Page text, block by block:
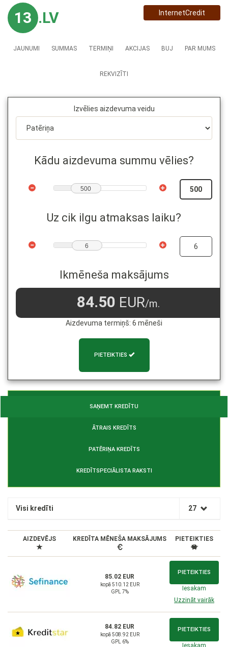
13 .LV InternetCredit
JAUNUMI SUMMAS TERMIŅI AKCIJAS BUJ PAR MUMS
REKVIZĪTI
Izvēlies aizdevuma veidu
Kādu aizdevuma summu vēlies?
500
Uz cik ilgu atmaksas laiku?
6
Ikmēneša maksājums
84.50 EUR/m.
Aizdevuma termiņš: 6 mēneši
PIETEIKTIES
SAŅEMT KREDĪTU
ĀTRAIS KREDĪTS
PATĒRIŅA KREDĪTS
KREDĪTSPECIĀLISTA RAKSTI
Visi kredīti 27
AIZDEVĒJS KREDĪTA MĒNEŠA MAKSĀJUMS PIETEIKTIES
85.02 EUR
kopā 510.12 EUR
GPL 7%
PIETEIKTIES
Iesakam
Uzzināt vairāk
84.82 EUR
kopā 508.92 EUR
GPL 6%
PIETEIKTIES
Iesakam